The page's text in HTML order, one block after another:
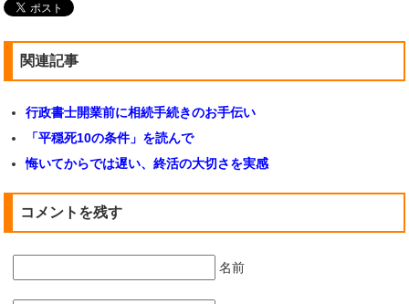
関連記事
行政書士開業前に相続手続きのお手伝い
「平穏死10の条件」を読んで
悔いてからでは遅い、終活の大切さを実感
コメントを残す
名前